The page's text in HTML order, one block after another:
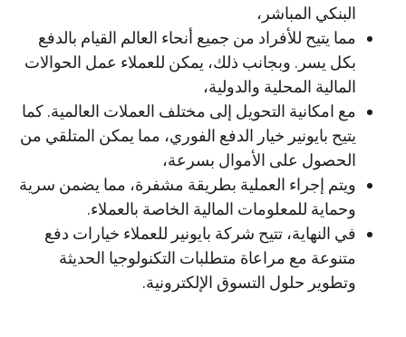
البنكي المباشر،
مما يتيح للأفراد من جميع أنحاء العالم القيام بالدفع
بكل يسر. وبجانب ذلك، يمكن للعملاء عمل الحوالات
المالية المحلية والدولية،
مع امكانية التحويل إلى مختلف العملات العالمية. كما
يتيح بايونير خيار الدفع الفوري، مما يمكن المتلقي من
الحصول على الأموال بسرعة،
ويتم إجراء العملية بطريقة مشفرة، مما يضمن سرية
وحماية للمعلومات المالية الخاصة بالعملاء.
في النهاية، تتيح شركة بايونير للعملاء خيارات دفع
متنوعة مع مراعاة متطلبات التكنولوجيا الحديثة
وتطوير حلول التسوق الإلكترونية.